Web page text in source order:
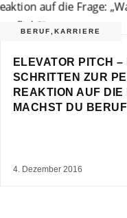
BERUF KARRIERE
ELEVATOR PITCH –
SCHRITTEN ZUR
REAKTION AUF DIE
MACHST DU
4. Dezember 2016